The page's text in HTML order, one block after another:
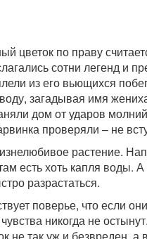
цветок по праву
сотни легенд и
из его вьющихся
загадывая имя
дом от ударов
проверяли – не
растение.
есть хоть капля воды.
разрастаться.
поверье, что если
никогда не